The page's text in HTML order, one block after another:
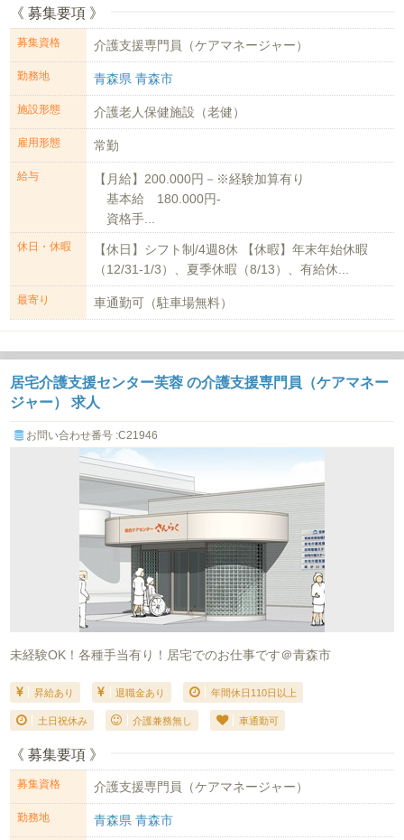
《 募集要項 》
募集資格 介護支援専門員（ケアマネージャー）
勤務地 青森県 青森市
施設形態 介護老人保健施設（老健）
雇用形態 常勤
給与
【月給】200.000円－※経験加算有り
基本給 180.000円-
資格手...
休日・休暇
【休日】シフト制/4週8休 【休暇】年末年始休暇
（12/31-1/3）、夏季休暇（8/13）、有給休...
最寄り 車通勤可（駐車場無料）
居宅介護支援センター芙蓉 の介護支援専門員（ケアマネー
ジャー） 求人
お問い合わせ番号 :C21946
未経験OK！各種手当有り！居宅でのお仕事です＠青森市
昇給あり 退職金あり 年間休日110日以上
土日祝休み 介護兼務無し 車通勤可
《 募集要項 》
募集資格 介護支援専門員（ケアマネージャー）
勤務地 青森県 青森市